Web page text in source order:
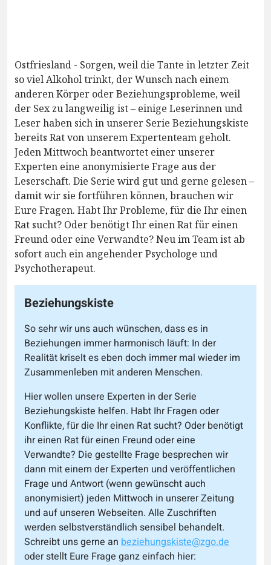
Ostfriesland - Sorgen, weil die Tante in letzter Zeit
so viel Alkohol trinkt, der Wunsch nach einem
anderen Körper oder Beziehungsprobleme, weil
der Sex zu langweilig ist – einige Leserinnen und
Leser haben sich in unserer Serie Beziehungskiste
bereits Rat von unserem Expertenteam geholt.
Jeden Mittwoch beantwortet einer unserer
Experten eine anonymisierte Frage aus der
Leserschaft. Die Serie wird gut und gerne gelesen –
damit wir sie fortführen können, brauchen wir
Eure Fragen. Habt Ihr Probleme, für die Ihr einen
Rat sucht? Oder benötigt Ihr einen Rat für einen
Freund oder eine Verwandte? Neu im Team ist ab
sofort auch ein angehender Psychologe und
Psychotherapeut.
Beziehungskiste
So sehr wir uns auch wünschen, dass es in
Beziehungen immer harmonisch läuft: In der
Realität kriselt es eben doch immer mal wieder im
Zusammenleben mit anderen Menschen.
Hier wollen unsere Experten in der Serie
Beziehungskiste helfen. Habt Ihr Fragen oder
Konflikte, für die Ihr einen Rat sucht? Oder benötigt
ihr einen Rat für einen Freund oder eine
Verwandte? Die gestellte Frage besprechen wir
dann mit einem der Experten und veröffentlichen
Frage und Antwort (wenn gewünscht auch
anonymisiert) jeden Mittwoch in unserer Zeitung
und auf unseren Webseiten. Alle Zuschriften
werden selbstverständlich sensibel behandelt.
Schreibt uns gerne an beziehungskiste@zgo.de
oder stellt Eure Frage ganz einfach hier: